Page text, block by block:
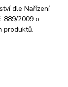
dle Nařízení
889/2009 o
produktů.